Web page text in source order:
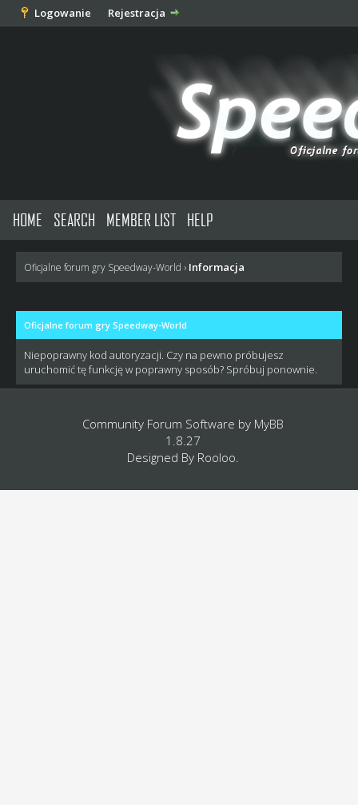
Logowanie Rejestracja
HOME SEARCH MEMBER LIST HELP
Oficjalne forum gry Speedway-World › Informacja
Oficjalne forum gry Speedway-World
Niepoprawny kod autoryzacji. Czy na pewno próbujesz
uruchomić tę funkcję w poprawny sposób? Spróbuj ponownie.
Community Forum Software by MyBB
1.8.27
Designed By Rooloo.